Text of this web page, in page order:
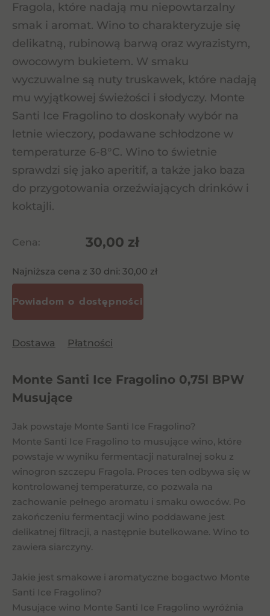
Fragola, które nadają mu niepowtarzalny
smak i aromat. Wino to charakteryzuje się
delikatną, rubinową barwą oraz wyrazistym,
owocowym bukietem. W smaku
wyczuwalne są nuty truskawek, które nadają
mu wyjątkowej świeżości i słodyczy. Monte
Santi Ice Fragolino to doskonały wybór na
letnie wieczory, podawane schłodzone w
temperaturze 6-8°C. Wino to świetnie
sprawdzi się jako aperitif, a także jako baza
do przygotowania orzeźwiających drinków i
koktajli.
Cena: 30,00 zł
Najniższa cena z 30 dni: 30,00 zł
Dostawa Płatności
Monte Santi Ice Fragolino 0,75l BPW
Musujące
Jak powstaje Monte Santi Ice Fragolino?
Monte Santi Ice Fragolino to musujące wino, które
powstaje w wyniku fermentacji naturalnej soku z
winogron szczepu Fragola. Proces ten odbywa się w
kontrolowanej temperaturze, co pozwala na
zachowanie pełnego aromatu i smaku owoców. Po
zakończeniu fermentacji wino poddawane jest
delikatnej filtracji, a następnie butelkowane. Wino to
zawiera siarczyny.
Jakie jest smakowe i aromatyczne bogactwo Monte
Santi Ice Fragolino?
Musujące wino Monte Santi Ice Fragolino wyróżnia